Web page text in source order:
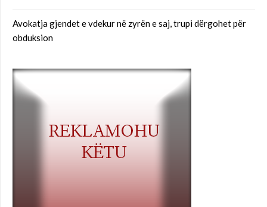
Avokatja gjendet e vdekur në zyrën e saj, trupi dërgohet për
obduksion